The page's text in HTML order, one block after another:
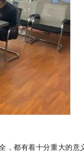
，都有着十分重大的意